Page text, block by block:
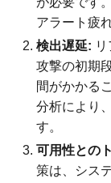
アラート疲
検出遅延:
攻撃の初期
間がかかる
分析により
す。
可用性との
策は、シス